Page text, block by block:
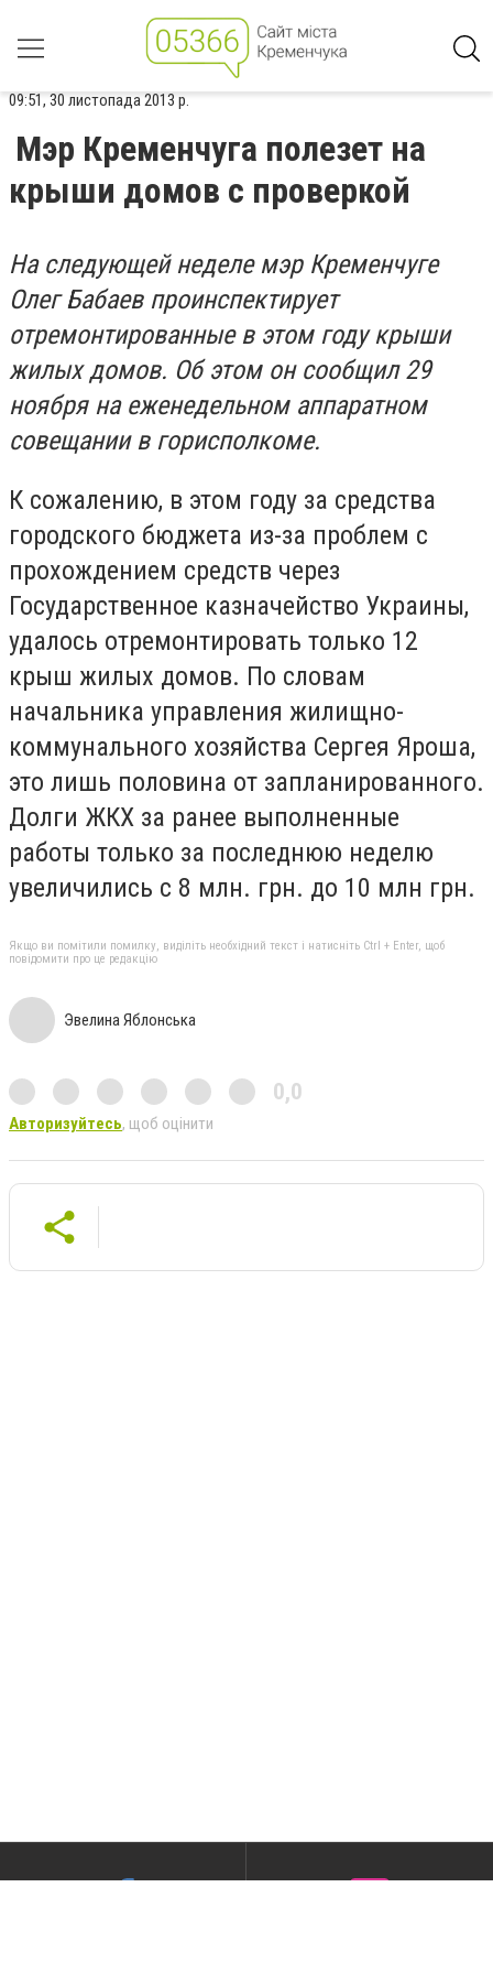
09:51, 30 листопада 2013 р.
Мэр Кременчуга полезет на
крыши домов с проверкой
На следующей неделе мэр Кременчуге
Олег Бабаев проинспектирует
отремонтированные в этом году крыши
жилых домов. Об этом он сообщил 29
ноября на еженедельном аппаратном
совещании в горисполкоме.
К сожалению, в этом году за средства
городского бюджета из-за проблем с
прохождением средств через
Государственное казначейство Украины,
удалось отремонтировать только 12
крыш жилых домов. По словам
начальника управления жилищно-
коммунального хозяйства Сергея Яроша,
это лишь половина от запланированного.
Долги ЖКХ за ранее выполненные
работы только за последнюю неделю
увеличились с 8 млн. грн. до 10 млн грн.
Якщо ви помітили помилку, виділіть необхідний текст і натисніть Ctrl + Enter, щоб
повідомити про це редакцію
Эвелина Яблонська
0,0
Авторизуйтесь, щоб оцінити